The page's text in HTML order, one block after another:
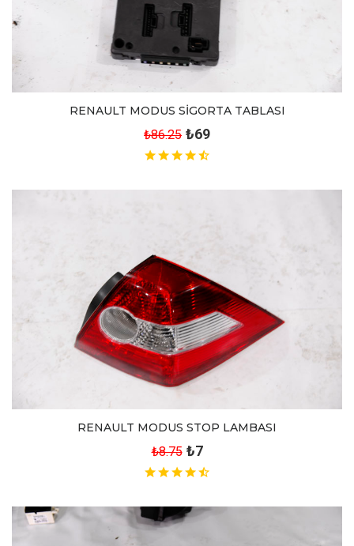
RENAULT MODUS SİGORTA TABLASI
₺86.25 ₺69
RENAULT MODUS STOP LAMBASI
₺8.75 ₺7